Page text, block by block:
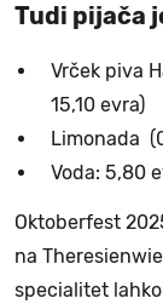
Tudi pijača
Vrček piva
15,10 evra)
Limonada
Voda: 5,80
Oktoberfest
na
specialitet